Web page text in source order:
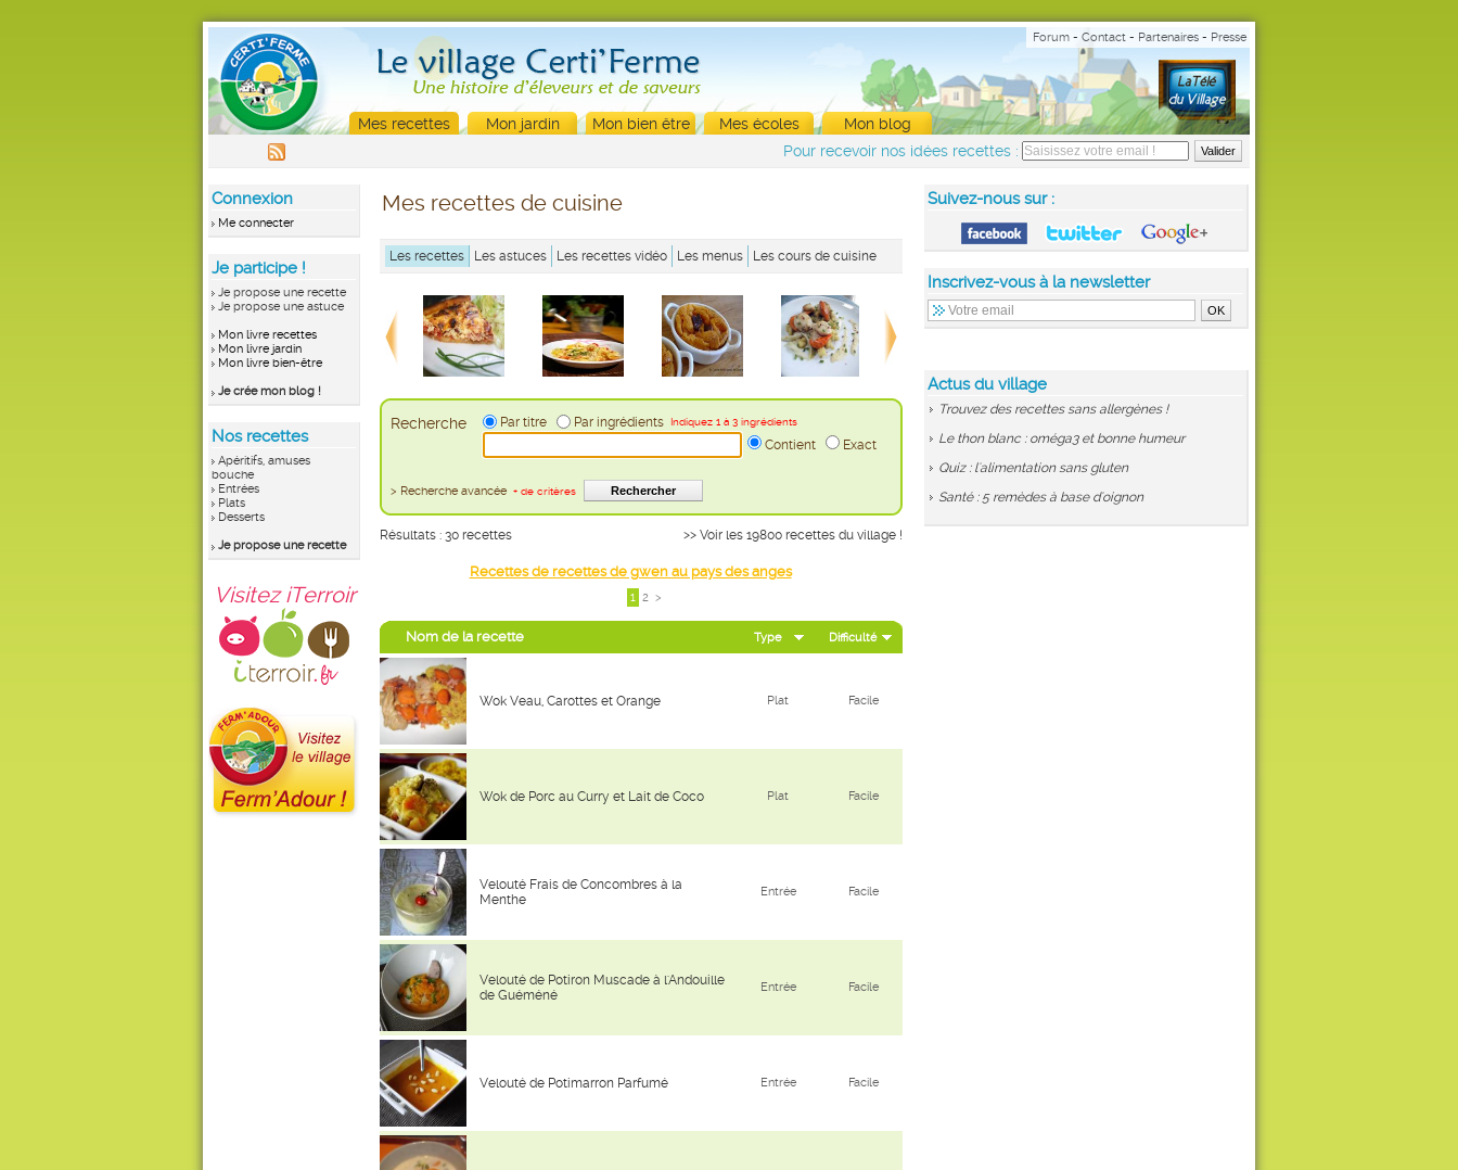
Forum - Contact - Partenaires - Presse
Mes recettes Mon jardin Mon bien être Mes écoles
Mon blog
Pour recevoir nos idées recettes :
Connexion
Me connecter
Je participe !
Je propose une recette
Je propose une astuce
Mon livre recettes
Mon livre jardin
Mon livre bien-être
Je crée mon blog !
Nos recettes
Apéritifs, amuses
bouche
Entrées
Plats
Desserts
Je propose une recette
Visitez iTerroir
Suivez-nous sur :
Inscrivez-vous à la newsletter
Actus du village
Trouvez des recettes sans allergènes !
Le thon blanc : oméga3 et bonne humeur
Quiz : l'alimentation sans gluten
Santé : 5 remèdes à base d'oignon
Mes recettes de cuisine
Les recettes Les astuces Les recettes vidéo Les menus Les cours de cuisine
Recherche Par titre Par ingrédients Indiquez 1 à 3 ingrédients
Contient Exact
> Recherche avancée + de critères
>> Voir les 19800 recettes du village !
Résultats : 30 recettes
Recettes de recettes de gwen au pays des anges
1 2 >
Nom de la recette Type Difficulté
Wok Veau, Carottes et Orange Plat Facile
Wok de Porc au Curry et Lait de Coco Plat Facile
Velouté Frais de Concombres à la
Menthe
Entrée Facile
Velouté de Potiron Muscade à l'Andouille
de Guéméné
Entrée Facile
Velouté de Potimarron Parfumé Entrée Facile